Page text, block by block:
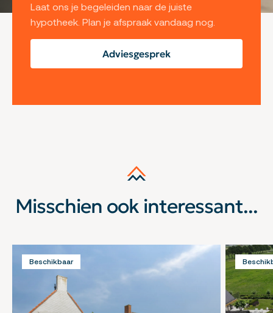
Laat ons je begeleiden naar de juiste
hypotheek. Plan je afspraak vandaag nog.
Adviesgesprek
Misschien ook interessant...
Beschikbaar